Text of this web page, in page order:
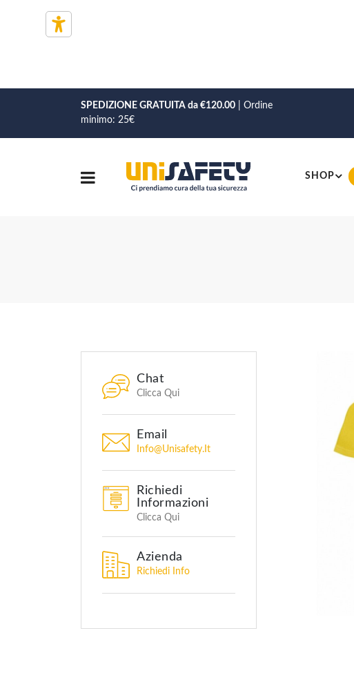
SPEDIZIONE GRATUITA da €120.00 | Ordine
minimo: 25€
SHOP
Chat
Clicca Qui
Email
Info@unisafety.it
Richiedi
Informazioni
Clicca Qui
Azienda
Richiedi Info